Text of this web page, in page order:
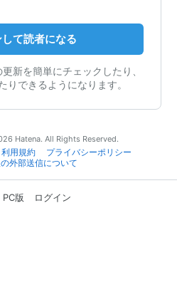
て読者になる
新を簡単にチェックしたり、
りできるようになります。
Hatena. All Rights Reserved.
利用規約
プライバシーポリシー
外部送信について
PC版 ログイン